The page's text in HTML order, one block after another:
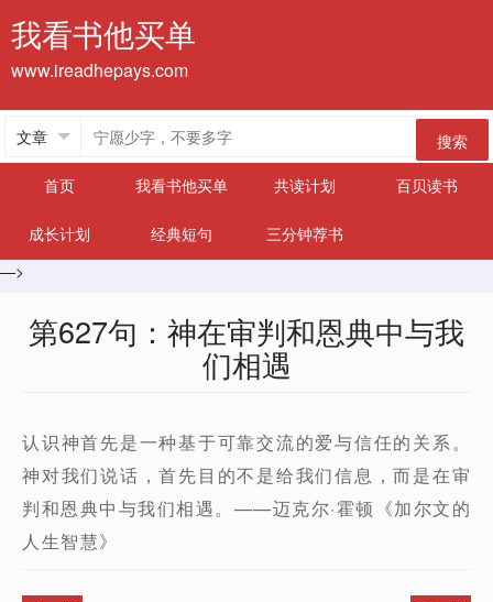
我看书他买单
www.ireadhepays.com
搜索
首页
我看书他买单 共读计划 百贝读书
成长计划 经典短句
三分钟荐书
—>
第627句：神在审判和恩典中与我
们相遇
认识神首先是一种基于可靠交流的爱与信任的关系。
神对我们说话，首先目的不是给我们信息，而是在审
判和恩典中与我们相遇。——迈克尔·霍顿《加尔文的
人生智慧》